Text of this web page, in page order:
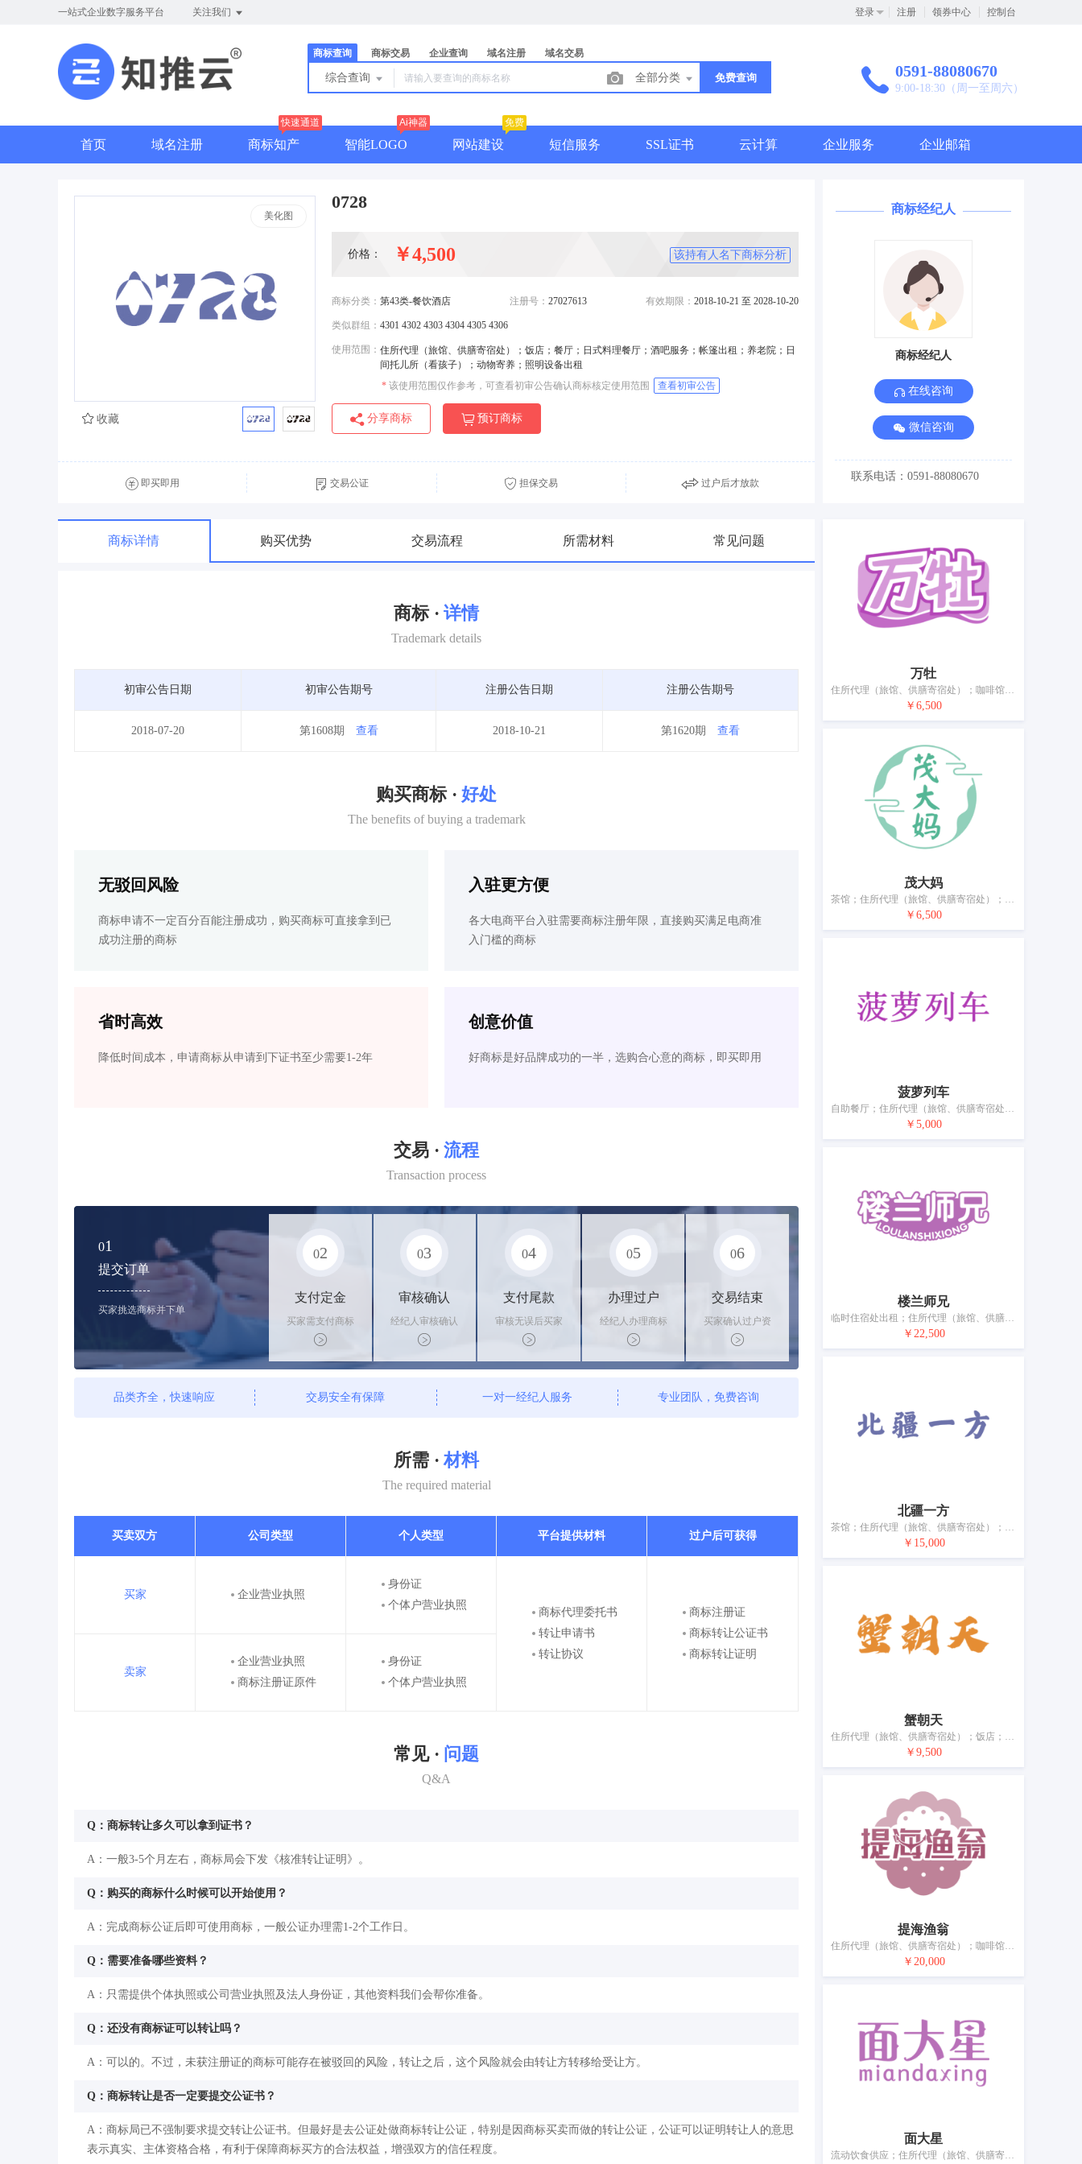
一站式企业数字服务平台 关注我们 登录 注册 领券中心 控制台
商标查询 商标交易 企业查询 域名注册 域名交易
综合查询 全部分类 免费查询 0591-88080670
9:00-18:30（周一至周六）
首页 域名注册 商标知产
快速通道
智能LOGO
Ai神器
网站建设
免费
短信服务 SSL证书 云计算 企业服务 企业邮箱
美化图
0728
价格： ￥4,500 该持有人名下商标分析
商标分类： 第43类-餐饮酒店 注册号： 27027613 有效期限： 2018-10-21 至 2028-10-20
类似群组： 4301 4302 4303 4304 4305 4306
使用范围： 住所代理（旅馆、供膳寄宿处）；饭店；餐厅；日式料理餐厅；酒吧服务；帐篷出租；养老院；日
间托儿所（看孩子）；动物寄养；照明设备出租
* 该使用范围仅作参考，可查看初审公告确认商标核定使用范围 查看初审公告
分享商标 预订商标
收藏
即买即用 交易公证 担保交易 过户后才放款
商标详情 购买优势 交易流程 所需材料 常见问题
商标 · 详情
Trademark details
初审公告日期 初审公告期号 注册公告日期 注册公告期号
2018-07-20 第1608期 查看 2018-10-21 第1620期 查看
购买商标 · 好处
The benefits of buying a trademark
无驳回风险
商标申请不一定百分百能注册成功，购买商标可直接拿到已
成功注册的商标
入驻更方便
各大电商平台入驻需要商标注册年限，直接购买满足电商准
入门槛的商标
省时高效
降低时间成本，申请商标从申请到下证书至少需要1-2年
创意价值
好商标是好品牌成功的一半，选购合心意的商标，即买即用
交易 · 流程
Transaction process
01
提交订单
买家挑选商标并下单
02
支付定金
买家需支付商标
标价的10%的购
买订金
03
审核确认
经纪人审核确认
商标状态
04
支付尾款
审核无误后买家
支付尾款，卖家
办理相关手续
05
办理过户
经纪人办理商标
转让手续，交付
相关证书
06
交易结束
买家确认过户资
料后，平台解冻
资金支付卖家
品类齐全，快速响应 交易安全有保障 一对一经纪人服务 专业团队，免费咨询
所需 · 材料
The required material
买卖双方 公司类型 个人类型 平台提供材料 过户后可获得
买家 企业营业执照
身份证
个体户营业执照
商标代理委托书
转让申请书
转让协议
商标注册证
商标转让公证书
商标转让证明
卖家
企业营业执照
商标注册证原件
身份证
个体户营业执照
常见 · 问题
Q&A
Q：商标转让多久可以拿到证书？
A：一般3-5个月左右，商标局会下发《核准转让证明》。
Q：购买的商标什么时候可以开始使用？
A：完成商标公证后即可使用商标，一般公证办理需1-2个工作日。
Q：需要准备哪些资料？
A：只需提供个体执照或公司营业执照及法人身份证，其他资料我们会帮你准备。
Q：还没有商标证可以转让吗？
A：可以的。不过，未获注册证的商标可能存在被驳回的风险，转让之后，这个风险就会由转让方转移给受让方。
Q：商标转让是否一定要提交公证书？
A：商标局已不强制要求提交转让公证书。但最好是去公证处做商标转让公证，特别是因商标买卖而做的转让公证，公证可以证明转让人的意思
表示真实、主体资格合格，有利于保障商标买方的合法权益，增强双方的信任程度。
商标经纪人
商标经纪人
在线咨询
微信咨询
联系电话：0591-88080670
万牡
住所代理（旅馆、供膳寄宿处）；咖啡馆；自助餐厅服务；茶馆；酒吧服务；酒店房间预订服务；餐厅；饭店食宿服务；提供野营场地设施；烹饪设备出租
￥6,500
茂大妈
茶馆；住所代理（旅馆、供膳寄宿处）；外卖餐厅服务；拉面馆；流动饮食供应；备办宴席；酒吧服务；餐厅；餐馆；饭店
￥6,500
菠萝列车
自助餐厅；住所代理（旅馆、供膳寄宿处）；日式料理餐厅；汽车旅馆；流动饮食供应；备办宴席；茶馆；餐厅；餐馆；饭店
￥5,000
楼兰师兄
临时住宿处出租；住所代理（旅馆、供膳寄宿处）；咖啡馆；小酒馆服务；旅馆；日式料理餐厅；比萨店；茶馆；酒馆；餐厅
￥22,500
北疆一方
茶馆；住所代理（旅馆、供膳寄宿处）；快餐馆；流动餐馆服务；自助餐厅；外卖餐馆；酒吧服务；餐厅；餐馆；饭店
￥15,000
蟹朝天
住所代理（旅馆、供膳寄宿处）；饭店；快餐馆；餐厅；外卖餐馆；自助餐厅；旅游房屋出租；日间托儿所（看孩子）；宠物寄养；烹饪设备出租
￥9,500
提海渔翁
住所代理（旅馆、供膳寄宿处）；咖啡馆；备办宴席服务；快餐馆；拉面馆；日式料理餐厅；自助餐馆；茶馆；酒吧服务；餐馆
￥20,000
面大星
流动饮食供应；住所代理（旅馆、供膳寄宿处）；备办宴席服务；外卖餐馆；饭店；备办宴席；餐馆；餐厅；旅游房屋出租；烹饪设备出租